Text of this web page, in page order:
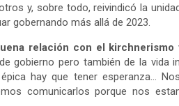
y, sobre todo, reivindicó la
gobernando más allá de 2023.
relación con el
gobierno pero también de la vida
hay que tener esperanza…
comunicarlos porque nos